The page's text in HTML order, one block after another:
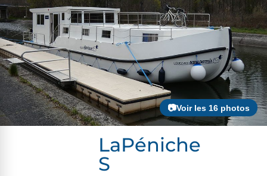
LaPéniche
S
📷Voir les 16 photos